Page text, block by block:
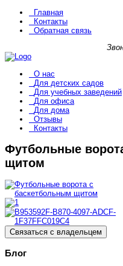
Главная
Контакты
Обратная связь
О нас
Для детских садов
Для учебных заведений
Для офиса
Для дома
Отзывы
Контакты
Футбольные
щитом
Связаться с владельцем
Блог